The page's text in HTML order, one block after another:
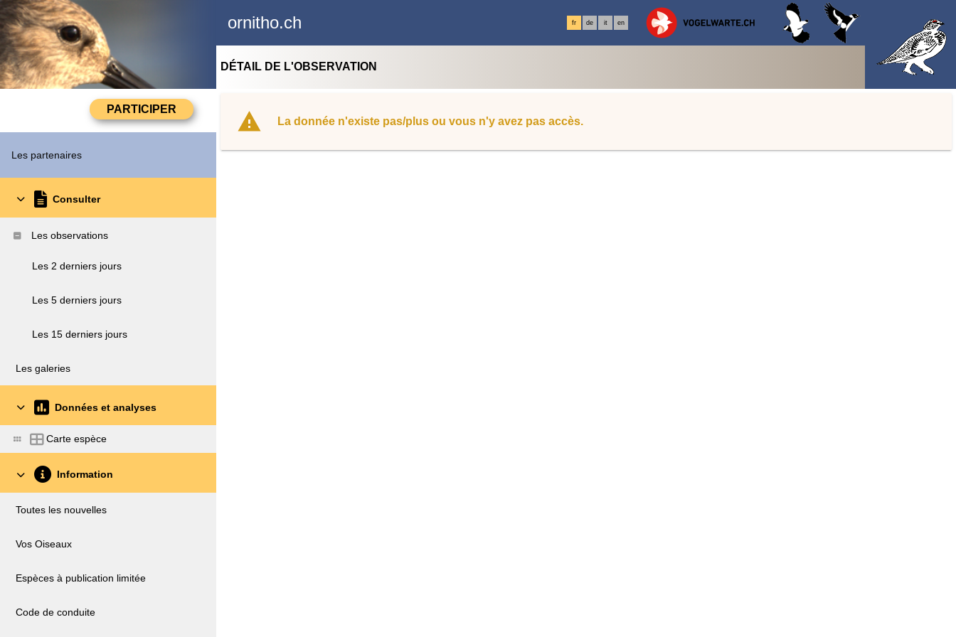
ornitho.ch fr de it en
Les partenaires
Consulter
Les observations
Les 2 derniers jours
Les 5 derniers jours
Les 15 derniers jours
Les galeries
Données et analyses
Carte espèce
Information
Toutes les nouvelles
Vos Oiseaux
Espèces à publication limitée
Code de conduite
DÉTAIL DE L'OBSERVATION
La donnée n'existe pas/plus ou vous n'y avez pas accès.